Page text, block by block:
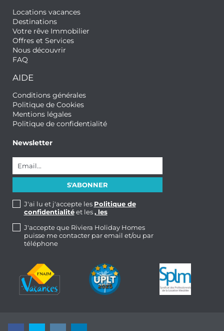
Locations vacances
Destinations
Votre rêve Immobilier
Offres et Services
Nous découvrir
FAQ
AIDE
Conditions générales
Politique de Cookies
Mentions légales
Politique de confidentialité
Newsletter
J'ai lu et j'accepte les Politique de
confidentialitéet les, les
J'accepte que Riviera Holiday Homes
puisse me contacter par email et/ou par
téléphone